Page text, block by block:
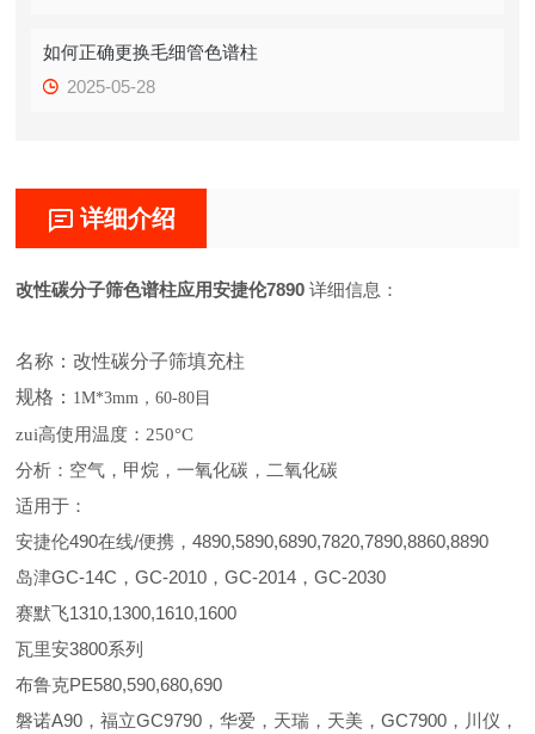
如何正确更换毛细管色谱柱
2025-05-28
详细介绍
改性碳分子筛色谱柱应用安捷伦7890 详细信息：
名称：改性碳分子筛填充柱
规格： 1M*3mm，60-80目
zui高使用温度： 250°C
分析：空气，甲烷，一氧化碳，二氧化碳
适用于：
安捷伦490在线/便携，4890,5890,6890,7820,7890,8860,8890
岛津GC-14C，GC-2010，GC-2014，GC-2030
赛默飞1310,1300,1610,1600
瓦里安3800系列
布鲁克PE580,590,680,690
磐诺A90，福立GC9790，华爱，天瑞，天美，GC7900，川仪，